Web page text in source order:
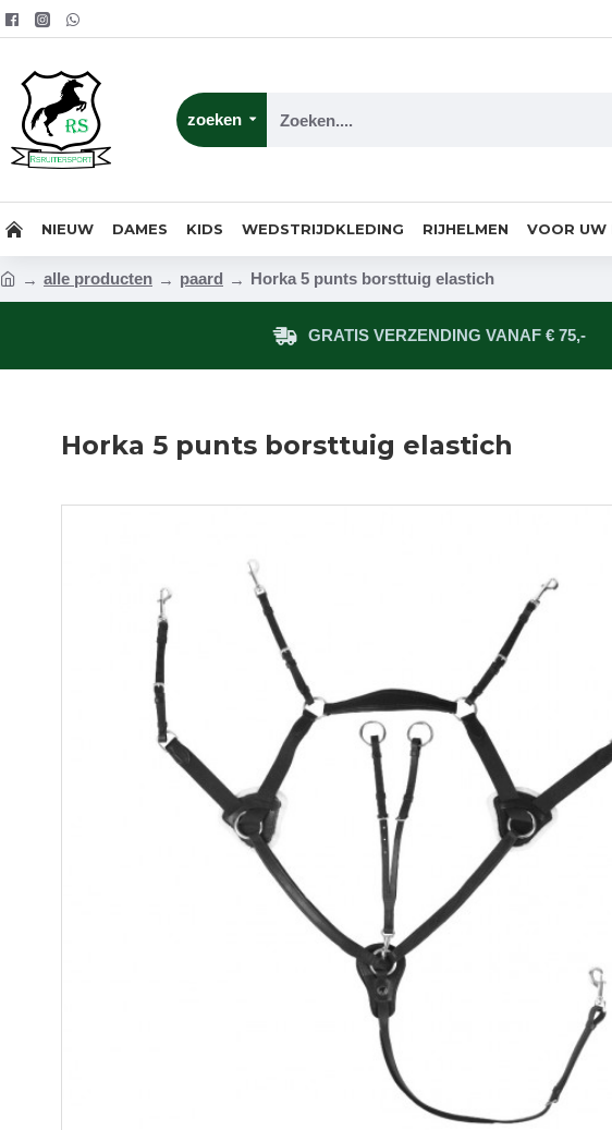
zoeken
NIEUW DAMES KIDS WEDSTRIJDKLEDING RIJHELMEN VOOR UW
alle producten paard Horka 5 punts borsttuig elastich
GRATIS VERZENDING VANAF € 75,-
Horka 5 punts borsttuig elastich